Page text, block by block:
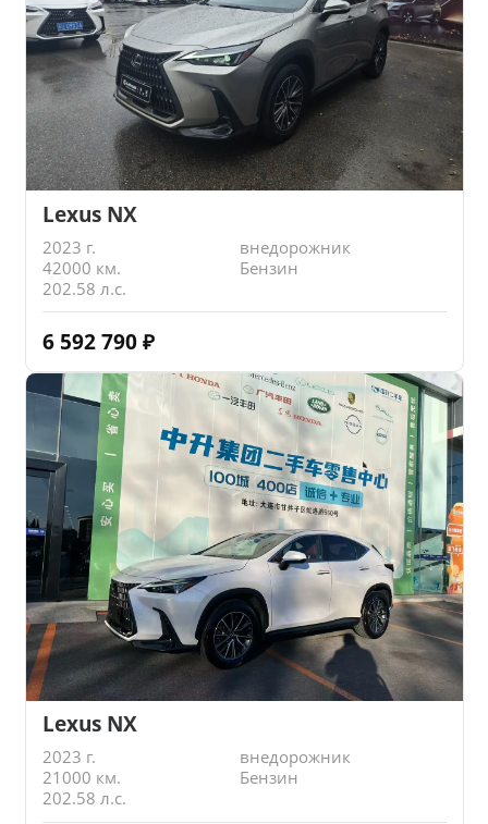
Lexus NX
2023 г.
внедорожник
42000 км.
Бензин
202.58 л.с.
6 592 790 ₽
Lexus NX
2023 г.
внедорожник
21000 км.
Бензин
202.58 л.с.